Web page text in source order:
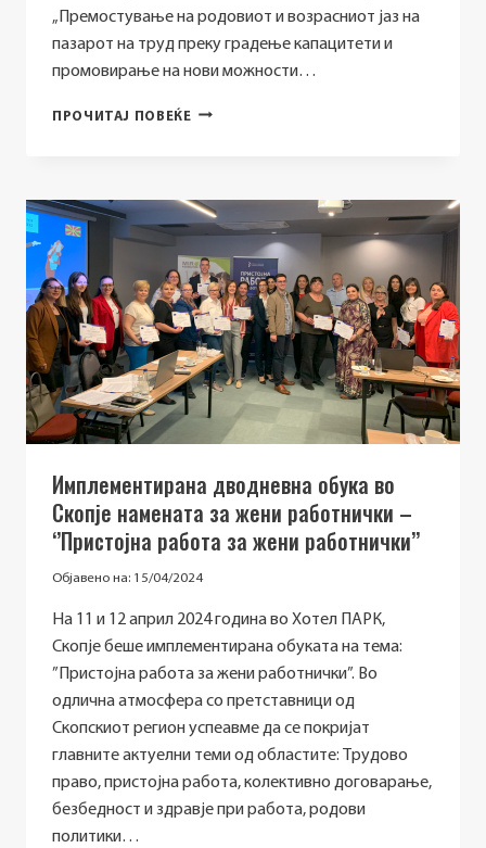
„Премостување на родовиот и возрасниот јаз на
пазарот на труд преку градење капацитети и
промовирање на нови можности…
ПРОЧИТАЈ ПОВЕЌЕ КОНФЕРЕНЦИЈА
НОВИ
МОЖНОСТИ
ВРАБОТУВАЊЕ
ВО
ПРЕКУГРАНИЧНИОТ
РЕГИОН
Имплементирана дводневна обука во
Скопје намената за жени работнички –
‘’Пристојна работа за жени работнички’’
Објавено на: 15/04/2024
На 11 и 12 април 2024 година во Хотел ПАРК,
Скопје беше имплементирана обуката на тема:
”Пристојна работа за жени работнички”. Во
одлична атмосфера со претставници од
Скопскиот регион успеавме да се покријат
главните актуелни теми од областите: Tрудово
право, пристојна работа, колективно договарање,
безбедност и здравје при работа, родови
политики…